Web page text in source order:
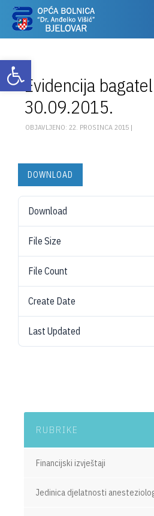
Otvori alatnu traku
Evidencija
30.09.2015.
OBJAVLJENO: 22. PROSINCA 2015 |
DOWNLOAD
Download
File Size
File Count
Create Date
Last Updated
RUBRIKE
Financijski izvještaji
Jedinica djelatnosti